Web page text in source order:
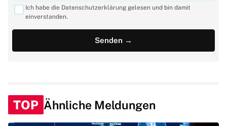
Ich habe die Datenschutzerklärung gelesen und bin damit
einverstanden.
TOP Ähnliche Meldungen